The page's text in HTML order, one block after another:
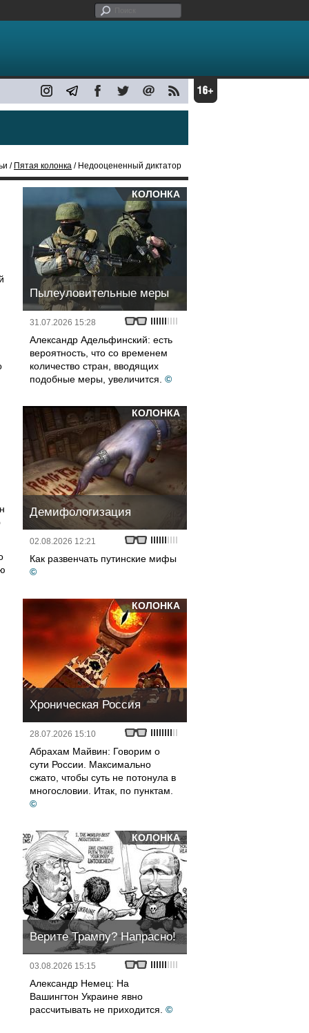
/ Пятая колонка / Недооцененный диктатор
КОЛОНКА
Пылеуловительные меры
31.07.2026 15:28
Александр Адельфинский: есть
вероятность, что со временем
количество стран, вводящих
подобные меры, увеличится. ©
КОЛОНКА
Демифологизация
02.08.2026 12:21
Как развенчать путинские мифы
©
КОЛОНКА
Хроническая Россия
28.07.2026 15:10
Абрахам Майвин: Говорим о
сути России. Максимально
сжато, чтобы суть не потонула в
многословии. Итак, по пунктам.
©
КОЛОНКА
Верите Трампу? Напрасно!
03.08.2026 15:15
Александр Немец: На
Вашингтон Украине явно
рассчитывать не приходится. ©